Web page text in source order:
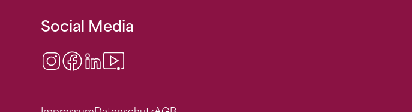
Social Media
Instagram
Facebook
LinkedIn